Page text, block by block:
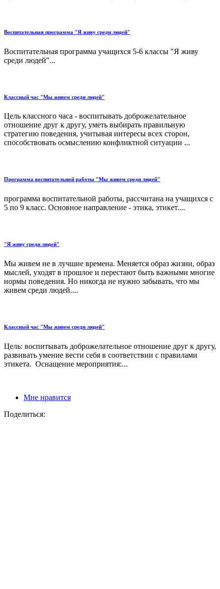
Воспитательная программа "Я живу среди людей"
Воспитательная программа учащихся 5-6 классы "Я живу
среди людей"...
Классный час "Мы живем среди людей"
Цель классного часа - воспитывать доброжелательное
отношение друг к другу, уметь выбирать правильную
стратегию поведения, учитывая интересы всех сторон,
способствовать осмыслению конфликтной ситуации ...
Программа воспитательной работы "Мы живем среди людей"
программа воспитательной работы, рассчитана на учащихся с
5 по 9 класс. Основное направление - этика, этикет....
"Я живу среди людей"
Мы живем не в лучшие времена. Меняется образ жизни, образ
мыслей, уходят в прошлое и перестают быть важными многие
нормы поведения. Но никогда не нужно забывать, что мы
живем среди людей....
Классный час "Мы живем среди людей"
Цель: воспитывать доброжелательное отношение друг к другу,
развивать умение вести себя в соответствии с правилами
этикета. Оснащение мероприятия:...
Мне нравится
Поделиться: